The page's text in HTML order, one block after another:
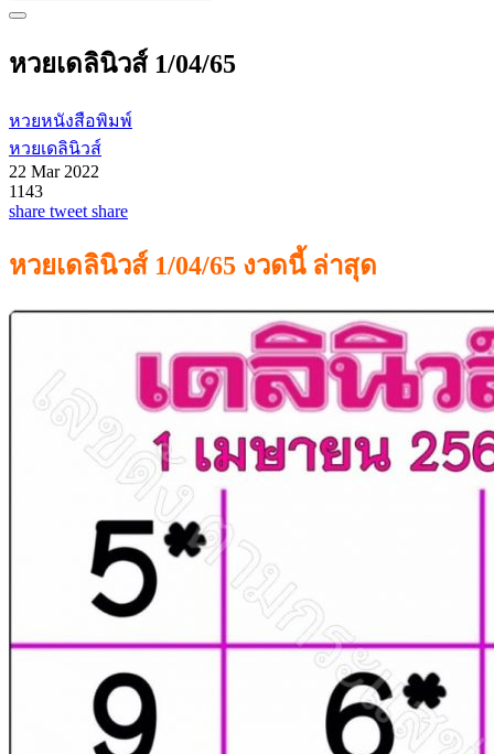
หวยเดลินิวส์ 1/04/65
หวยหนังสือพิมพ์
หวยเดลินิวส์
22 Mar 2022
1143
share tweet share
หวยเดลินิวส์ 1/04/65 งวดนี้ ล่าสุด